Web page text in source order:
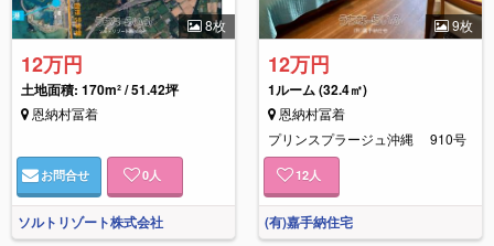
8枚
12万円
土地面積: 170m² / 51.42坪
恩納村冨着
お問合せ 0人
ソルトリゾート株式会社
9枚
12万円
1ルーム(32.4㎡)
恩納村冨着
プリンスプラージュ沖縄 910号
12人
(有)嘉手納住宅